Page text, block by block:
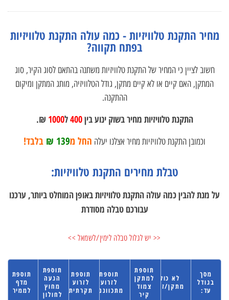
מחיר התקנת טלוויזיות - כמה עולה התקנת טלוויזיות
בפתח תקווה?
חשוב לציין כי המחיר של התקנת טלוויזיות משתנה בהתאם לסוג הקיר, סוג
המתקן, האם קיים או לא קיים מתקן, גודל הטלוויזיה, מותג המתקן ומיקום
ההתקנה.
התקנת טלוויזיות מחיר בשוק ינוע בין400ל1000
₪.
וכמובן התקנת טלוויזיות מחיר אצלנו יעלה החל מ139 ₪ בלבד!
טבלת מחירים התקנת טלוויזיות:
על מנת להבין כמה עולה התקנת טלוויזיות באופן המוחלט ביותר, ערכנו
עבורכם טבלה מסודרת
<< יש לגלול טבלה לימין/לשמאל >>
מסך
בגודל
עד:
לא כולל
מתקן/זרוע
תוספת
למתקן
צמוד
קיר
תוספת
לזרוע
מתכווננת
תוספת
לזרוע
תקרתית
תוספת
הגעה
מחוץ
לחולון
תוספת
מדף
לממיר